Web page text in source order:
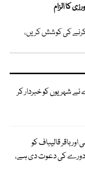
کا الزام
کی کوشش کریں،
نے شہریوں کو خبردار کر
قالیباف کو
دورے کی دعوت دی ہے،